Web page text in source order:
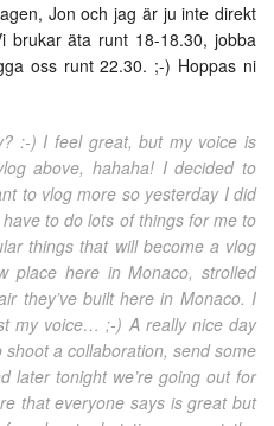
Jon och jag är ju inte direkt
brukar äta runt 18-18.30, jobba
oss runt 22.30. ;-) Hoppas ni
:-) I feel great, but my voice is
above, hahaha! I decided to
to vlog more so yesterday I did
to do lots of things for me to
things that will become a vlog
place here in Monaco, strolled
they’ve built here in Monaco. I
my voice… ;-) A really nice day
a collaboration, send some
later tonight we’re going out for
that everyone says is great but